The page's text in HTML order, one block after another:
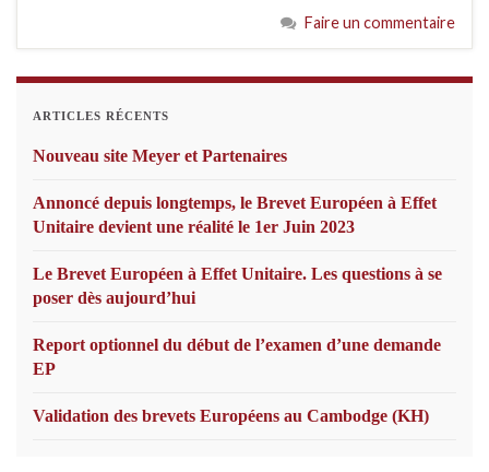
Faire un commentaire
ARTICLES RÉCENTS
Nouveau site Meyer et Partenaires
Annoncé depuis longtemps, le Brevet Européen à Effet
Unitaire devient une réalité le 1er Juin 2023
Le Brevet Européen à Effet Unitaire. Les questions à se
poser dès aujourd’hui
Report optionnel du début de l’examen d’une demande
EP
Validation des brevets Européens au Cambodge (KH)